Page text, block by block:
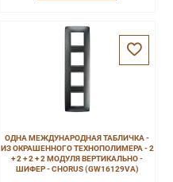
ОДНА МЕЖДУНАРОДНАЯ ТАБЛИЧКА -
ИЗ ОКРАШЕННОГО ТЕХНОПОЛИМЕРА - 2
+ 2 + 2 + 2 МОДУЛЯ ВЕРТИКАЛЬНО -
ШИФЕР - CHORUS (GW16129VA)